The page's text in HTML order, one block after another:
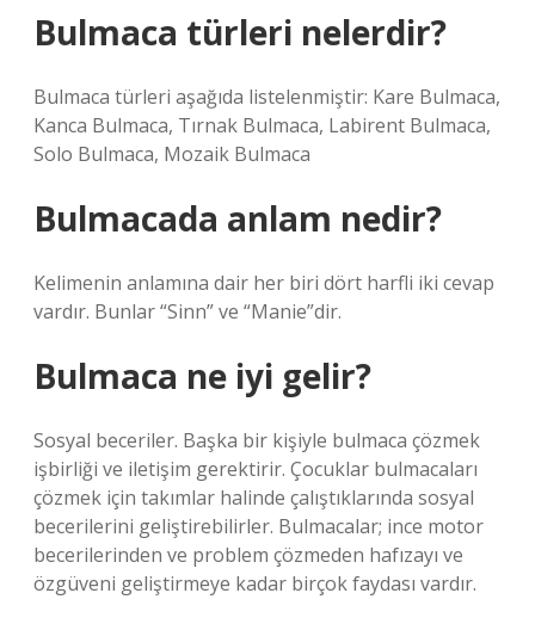
Bulmaca türleri nelerdir?
Bulmaca türleri aşağıda listelenmiştir: Kare Bulmaca,
Kanca Bulmaca, Tırnak Bulmaca, Labirent Bulmaca,
Solo Bulmaca, Mozaik Bulmaca
Bulmacada anlam nedir?
Kelimenin anlamına dair her biri dört harfli iki cevap
vardır. Bunlar “Sinn” ve “Manie”dir.
Bulmaca ne iyi gelir?
Sosyal beceriler. Başka bir kişiyle bulmaca çözmek
işbirliği ve iletişim gerektirir. Çocuklar bulmacaları
çözmek için takımlar halinde çalıştıklarında sosyal
becerilerini geliştirebilirler. Bulmacalar; ince motor
becerilerinden ve problem çözmeden hafızayı ve
özgüveni geliştirmeye kadar birçok faydası vardır.